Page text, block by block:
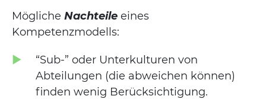
Mögliche Nachteile eines
Kompetenzmodells:
“Sub-” oder Unterkulturen von
Abteilungen (die abweichen können)
finden wenig Berücksichtigung.